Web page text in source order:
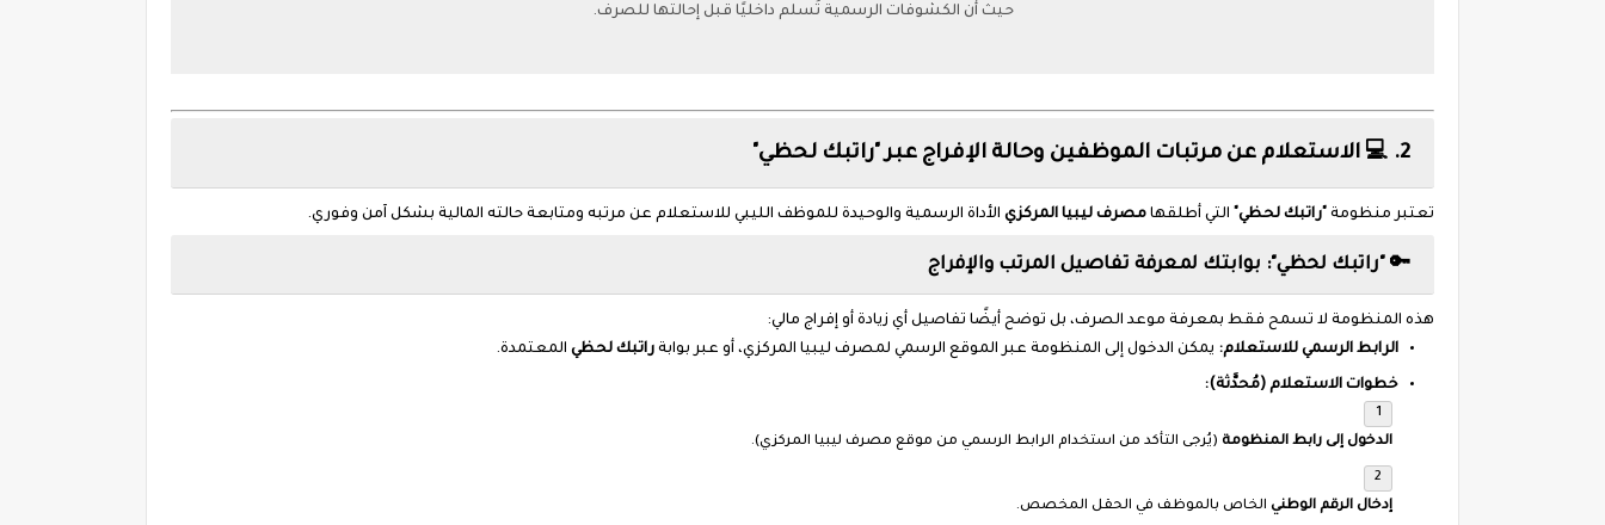
حيث أن الكشوفات الرسمية تُسلم داخليًا قبل إحالتها للصرف.
2. 💻 الاستعلام عن مرتبات الموظفين وحالة الإفراج عبر "راتبك لحظي"
تعتبر منظومة "راتبك لحظي" التي أطلقها مصرف ليبيا المركزي الأداة الرسمية والوحيدة للموظف الليبي للاستعلام عن مرتبه ومتابعة حالته المالية بشكل آمن وفوري.
🔑 "راتبك لحظي": بوابتك لمعرفة تفاصيل المرتب والإفراج
هذه المنظومة لا تسمح فقط بمعرفة موعد الصرف، بل توضح أيضًا تفاصيل أي زيادة أو إفراج مالي:
الرابط الرسمي للاستعلام: يمكن الدخول إلى المنظومة عبر الموقع الرسمي لمصرف ليبيا المركزي، أو عبر بوابة راتبك لحظي المعتمدة.
خطوات الاستعلام (مُحدَّثة):
الدخول إلى رابط المنظومة (يُرجى التأكد من استخدام الرابط الرسمي من موقع مصرف ليبيا المركزي).
إدخال الرقم الوطني الخاص بالموظف في الحقل المخصص.